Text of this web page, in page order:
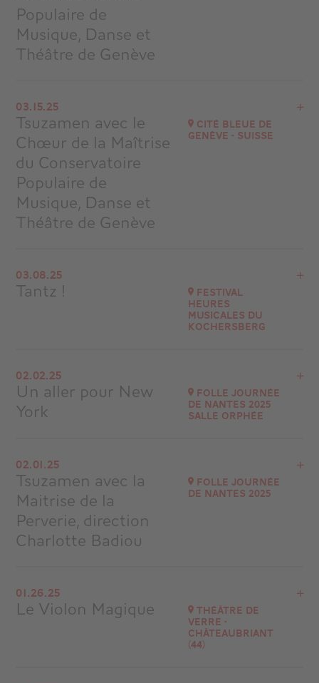
Populaire de
Musique, Danse et
Théâtre de Genève
Cité Bleue de Genève - Suisse
at17H00
Go to site
03.15.25
Tsuzamen avec le
Chœur de la Maîtrise
du Conservatoire
Populaire de
Musique, Danse et
Théâtre de Genève
Cité Bleue de
Genève - Suisse
Cité Bleue de Genève - Suisse
at19H30
03.08.25
Tantz ! Festival
Heures
Musicales du
Kochersberg
Espace Terminus
20 A rue de la Gare 67370 TRUCHTERSHEIM
at20H00
02.02.25
Un aller pour New
York
Folle Journée
de Nantes 2025
Salle Orphée
SALLE ORPHÉE (800 PLACES)
at14H30
Go to site
02.01.25
Tsuzamen avec la
Maitrise de la
Perverie, direction
Charlotte Badiou
Folle Journée
de Nantes 2025
Auditorium Apollon (2000 places)
at11H00
01.26.25
Le Violon Magique Théâtre de
Verre -
Châteaubriant
(44)